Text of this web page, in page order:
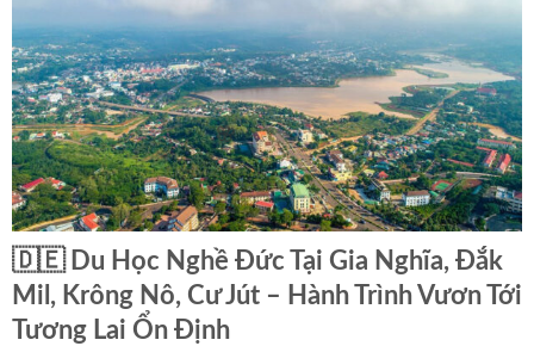
🌸
🌸
🇩🇪 Du Học Nghề Đức Tại Gia Nghĩa, Đắk
Mil, Krông Nô, Cư Jút – Hành Trình Vươn Tới
Tương Lai Ổn Định